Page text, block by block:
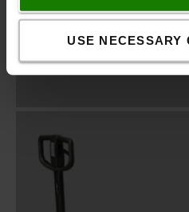
USE NECESSARY